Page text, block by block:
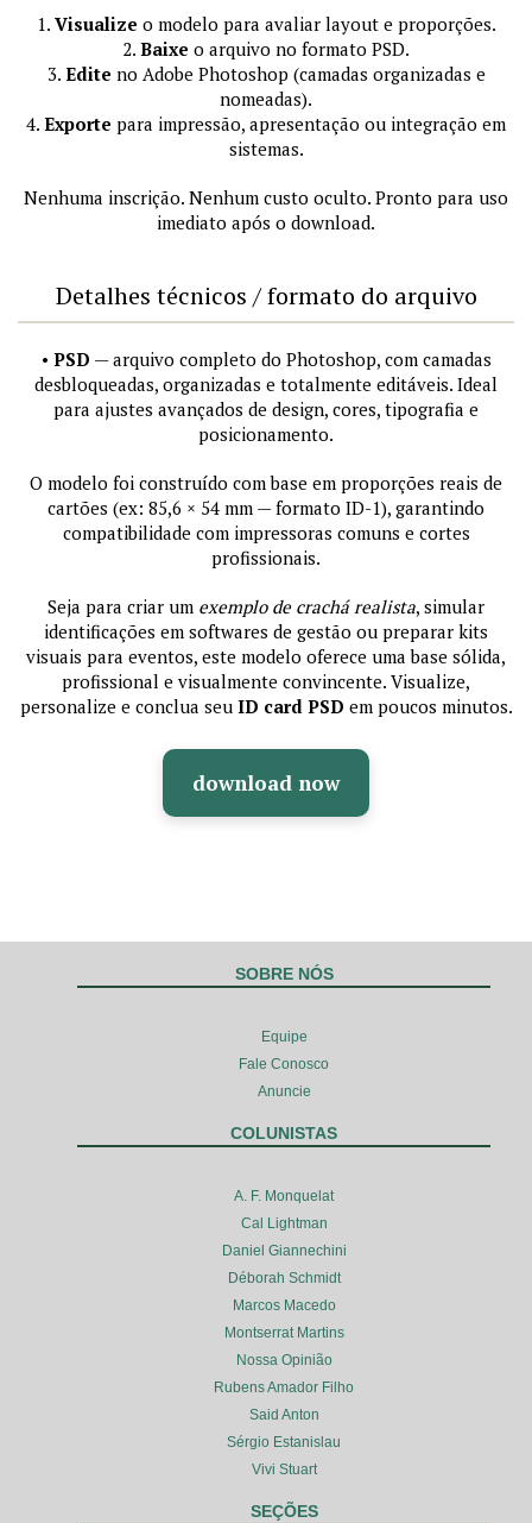
1. Visualize o modelo para avaliar layout e proporções.
2. Baixe o arquivo no formato PSD.
3. Edite no Adobe Photoshop (camadas organizadas e
nomeadas).
4. Exporte para impressão, apresentação ou integração em
sistemas.
Nenhuma inscrição. Nenhum custo oculto. Pronto para uso
imediato após o download.
Detalhes técnicos / formato do arquivo
• PSD — arquivo completo do Photoshop, com camadas
desbloqueadas, organizadas e totalmente editáveis. Ideal
para ajustes avançados de design, cores, tipografia e
posicionamento.
O modelo foi construído com base em proporções reais de
cartões (ex: 85,6 × 54 mm — formato ID-1), garantindo
compatibilidade com impressoras comuns e cortes
profissionais.
Seja para criar um exemplo de crachá realista, simular
identificações em softwares de gestão ou preparar kits
visuais para eventos, este modelo oferece uma base sólida,
profissional e visualmente convincente. Visualize,
personalize e conclua seu ID card PSD em poucos minutos.
download now
SOBRE NÓS
Equipe
Fale Conosco
Anuncie
COLUNISTAS
A. F. Monquelat
Cal Lightman
Daniel Giannechini
Déborah Schmidt
Marcos Macedo
Montserrat Martins
Nossa Opinião
Rubens Amador Filho
Said Anton
Sérgio Estanislau
Vivi Stuart
SEÇÕES